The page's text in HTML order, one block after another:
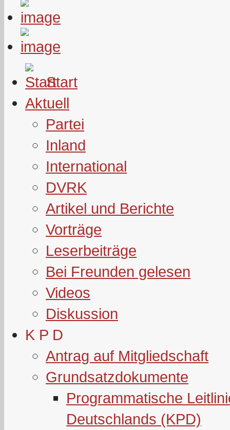
Start
Aktuell
Partei
Inland
International
DVRK
Artikel und Berichte
Vorträge
Leserbeiträge
Bei Freunden gelesen
Videos
Diskussion
K P D
Antrag auf Mitgliedschaft
Grundsatzdokumente
Programmatische
Deutschlands (KPD)